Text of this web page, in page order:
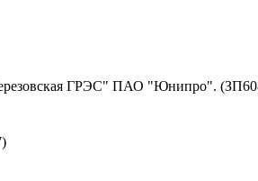
ГРЭС" ПАО "Юнипро".